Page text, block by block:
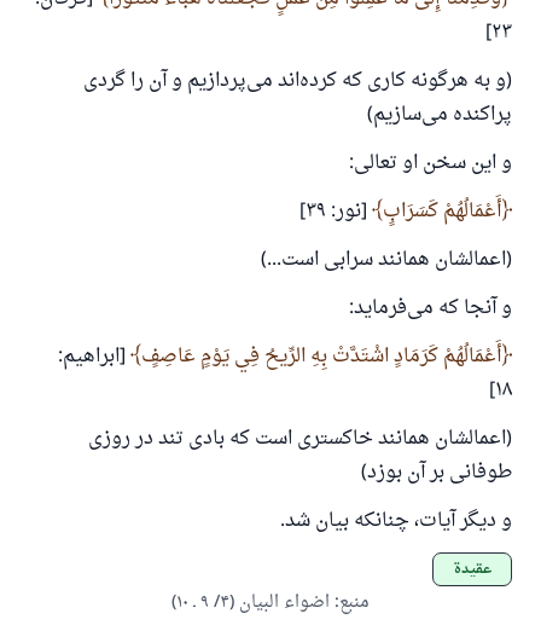
۲۳]
(و به هرگونه کاری که کرده‌اند می‌پردازیم و آن را گردی
پراکنده می‌سازیم)
و این سخن او تعالی:
أَعْمَالُهُمْ كَسَرَابٍ [نور: ۳۹]
(اعمالشان همانند سرابی است...)
و آنجا که می‌فرماید:
أَعْمَالُهُمْ كَرَمَادٍ اشْتَدَّتْ بِهِ الرِّيحُ فِي يَوْمٍ عَاصِفٍ [ابراهیم:
۱۸]
(اعمالشان همانند خاکستری است که بادی تند در روزی
طوفانی بر آن بوزد)
و دیگر آیات، چنانکه بیان شد.
عقيدة
منبع: اضواء البیان (۴/ ۹ ـ ۱۰)